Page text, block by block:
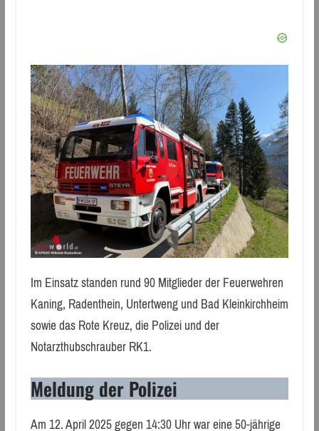
Im Einsatz standen rund 90 Mitglieder der Feuerwehren
Kaning, Radenthein, Untertweng und Bad Kleinkirchheim
sowie das Rote Kreuz, die Polizei und der
Notarzthubschrauber RK1.
Meldung der Polizei
Am 12. April 2025 gegen 14:30 Uhr war eine 50-jährige